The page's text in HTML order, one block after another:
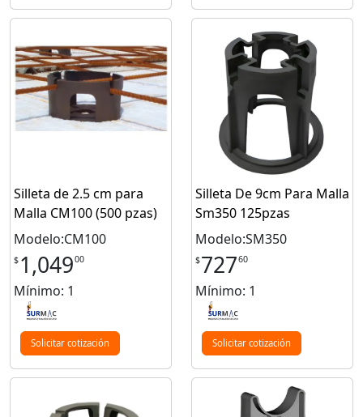
Silleta de 2.5 cm para
Malla CM100 (500 pzas)
Modelo:CM100
$ 1,04900
Mínimo: 1
Solicitar cotización
Silleta De 9cm Para Malla
Sm350 125pzas
Modelo:SM350
$72760
Mínimo: 1
Solicitar cotización